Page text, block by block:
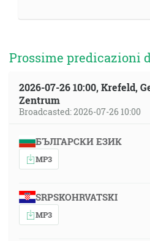
Prossime predicazioni
2026-07-26 10:00, Krefeld,
Zentrum
Broadcasted: 2026-07-26 10:00
БЪЛГАРСКИ ЕЗИК
MP3
SRPSKOHRVATSKI
MP3